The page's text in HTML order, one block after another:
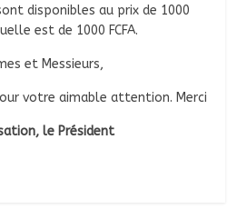
disponibles au prix de 1000
est de 1000 FCFA.
et Messieurs,
votre aimable attention. Merci
le Président